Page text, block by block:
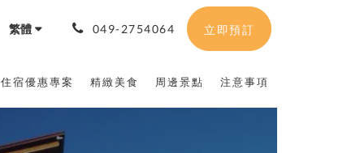
繁體 049-2754064 立即預訂
住宿優惠專案 精緻美食 周邊景點 注意事項